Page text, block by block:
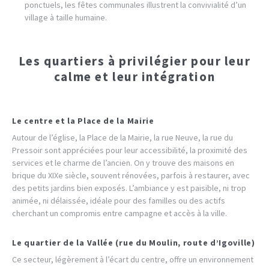
ponctuels, les fêtes communales illustrent la convivialité d’un
village à taille humaine.
Les quartiers à privilégier pour leur
calme et leur intégration
Le centre et la Place de la Mairie
Autour de l’église, la Place de la Mairie, la rue Neuve, la rue du
Pressoir sont appréciées pour leur accessibilité, la proximité des
services et le charme de l’ancien. On y trouve des maisons en
brique du XIXe siècle, souvent rénovées, parfois à restaurer, avec
des petits jardins bien exposés. L’ambiance y est paisible, ni trop
animée, ni délaissée, idéale pour des familles ou des actifs
cherchant un compromis entre campagne et accès à la ville.
Le quartier de la Vallée (rue du Moulin, route d’Igoville)
Ce secteur, légèrement à l’écart du centre, offre un environnement